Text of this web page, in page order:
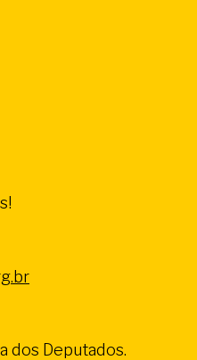
dos Deputados.